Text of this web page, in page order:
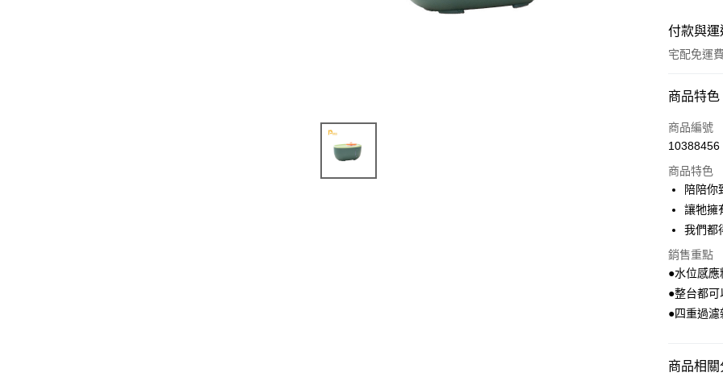
付款與
宅配免運
付款方式
全家線上
運送方式
本島宅配-
免運費
離島宅配-
免運費
商品特色
商品編號
10388456
商品特色
陪陪你
讓牠擁
我們都
銷售重點
●水位感
●整台都
●四重過
商品相關